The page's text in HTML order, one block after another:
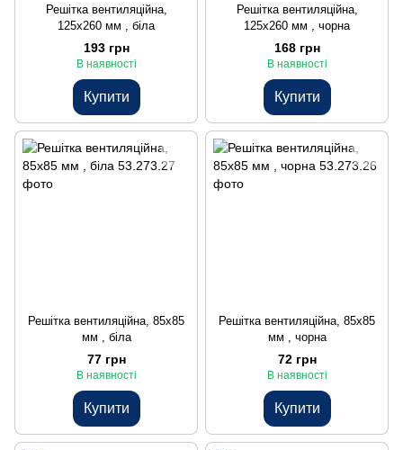
Решітка вентиляційна,
125x260 мм , біла
193 грн
В наявності
Купити
Решітка вентиляційна,
125x260 мм , чорна
168 грн
В наявності
Купити
Решітка вентиляційна, 85x85
мм , біла
77 грн
В наявності
Купити
Решітка вентиляційна, 85x85
мм , чорна
72 грн
В наявності
Купити